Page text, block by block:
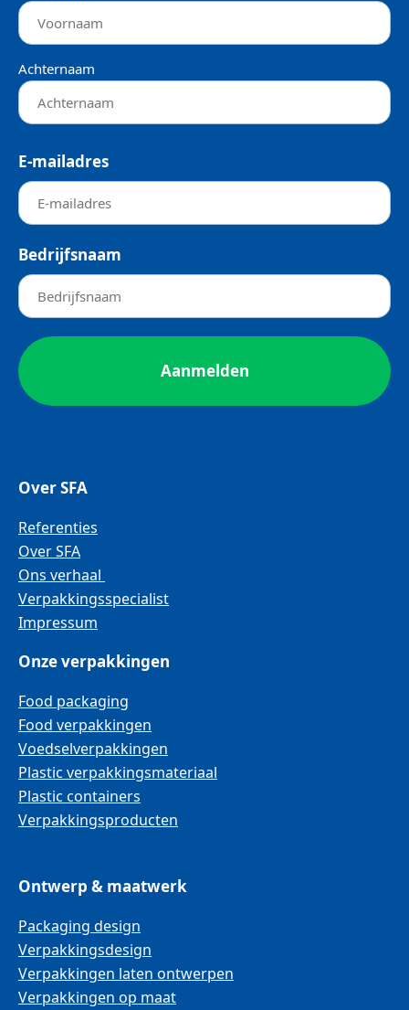
Achternaam
E-mailadres
Bedrijfsnaam
Over SFA
Referenties
Over SFA
Ons verhaal
Verpakkingsspecialist
Impressum
Onze verpakkingen
Food packaging
Food verpakkingen
Voedselverpakkingen
Plastic verpakkingsmateriaal
Plastic containers
Verpakkingsproducten
Ontwerp & maatwerk
Packaging design
Verpakkingsdesign
Verpakkingen laten ontwerpen
Verpakkingen op maat